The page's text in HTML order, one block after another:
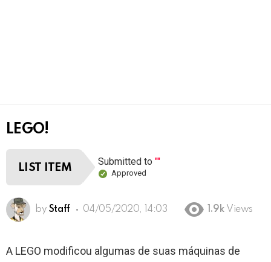
LEGO!
LIST ITEM Submitted to""
Approved
by Staff 04/05/2020, 14:03 1.9k Views
A LEGO modificou algumas de suas máquinas de